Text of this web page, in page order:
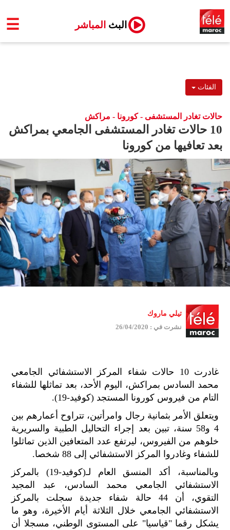
☰ البث المباشر
الفئات
حالات تغادر المستشفى - كورونا - مراكش
10 حالات تغادر المستشفى الجامعي بمراكش
بعد تعافيها من كورونا
تيلي ماروك
نشرت في : 26/04/2020
غادرت 10 حالات شفاء المركز الاستشفائي الجامعي
محمد السادس بمراكش، اليوم الأحد، بعد تماثلها للشفاء
التام من فيروس كورونا المستجد (كوفيد-19).
ويتعلق الأمر بثمانية رجال وامرأتين، تتراوح أعمارهم بين
4 و58 سنة، تبين بعد إجراء التحاليل الطبية والسريرية
خلوهم من الفيروس، ليرتفع عدد المتعافين الذين تماثلوا
للشفاء وغادروا المركز الاستشفائي إلى 88 شخصا.
وبالمناسبة، أكد المنسق العام لـ(كوفيد-19) بالمركز
الاستشفائي الجامعي محمد السادس، عبد المجيد
التقوي، أن 44 حالة شفاء جديدة سجلت بالمركز
الاستشفائي الجامعي خلال الثلاثة أيام الأخيرة، وهو ما
يشكل رقما "قياسيا" على المستوى الوطني، مسجلا أن